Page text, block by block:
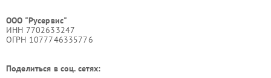
ООО "Русервис"
ИНН 7702633247
ОГРН 1077746335776
Поделиться в соц. сетях: